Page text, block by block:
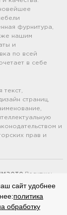
фурнитура,
нашим
и
по всей
в себе
страниц,
и
прав и
Политику
(Политика
сайт удобнее
политика
обработку